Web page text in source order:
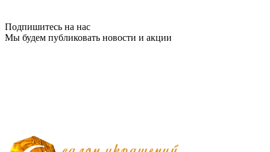
Подпишитесь на нас
Мы будем публиковать новости и акции